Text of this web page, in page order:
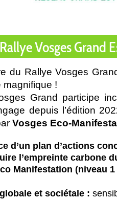
Vosges Grand
du Rallye Vosges
magnifique !
Grand participe
depuis l’édition
Vosges Eco-
d’un plan d’actions
l’empreinte carbone
Manifestation (niveau 1
et sociétale :